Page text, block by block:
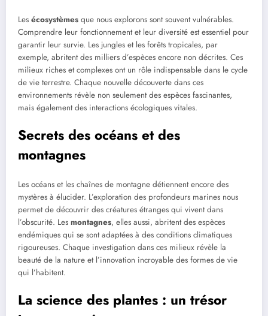
Les écosystèmes que nous explorons sont souvent vulnérables.
Comprendre leur fonctionnement et leur diversité est essentiel pour
garantir leur survie. Les jungles et les forêts tropicales, par
exemple, abritent des milliers d’espèces encore non décrites. Ces
milieux riches et complexes ont un rôle indispensable dans le cycle
de vie terrestre. Chaque nouvelle découverte dans ces
environnements révèle non seulement des espèces fascinantes,
mais également des interactions écologiques vitales.
Secrets des océans et des
montagnes
Les océans et les chaînes de montagne détiennent encore des
mystères à élucider. L’exploration des profondeurs marines nous
permet de découvrir des créatures étranges qui vivent dans
l’obscurité. Les montagnes, elles aussi, abritent des espèces
endémiques qui se sont adaptées à des conditions climatiques
rigoureuses. Chaque investigation dans ces milieux révèle la
beauté de la nature et l’innovation incroyable des formes de vie
qui l’habitent.
La science des plantes : un trésor